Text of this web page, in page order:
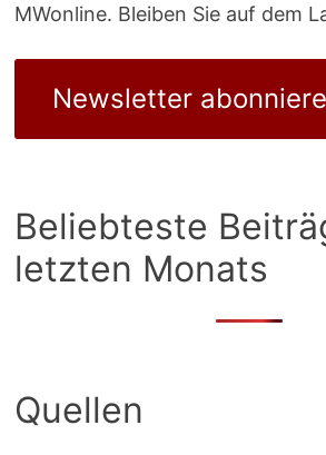
MWonline. Bleiben Sie auf dem
Newsletter
Beliebteste
letzten Monats
Quellen